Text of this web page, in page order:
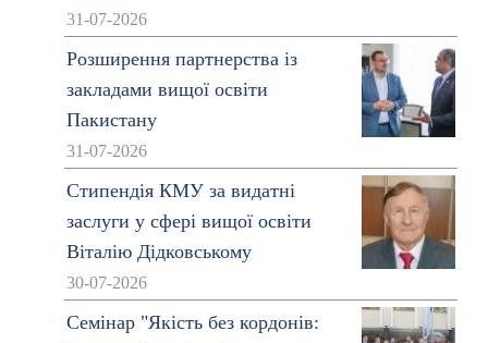
31-07-2026
Розширення партнерства із
закладами вищої освіти
Пакистану
31-07-2026
Стипендія КМУ за видатні
заслуги у сфері вищої освіти
Віталію Дідковському
30-07-2026
Семінар "Якість без кордонів: